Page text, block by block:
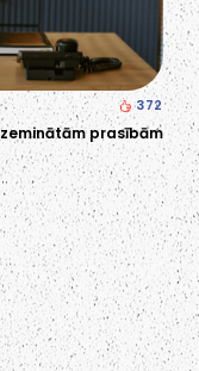
372
prasībām